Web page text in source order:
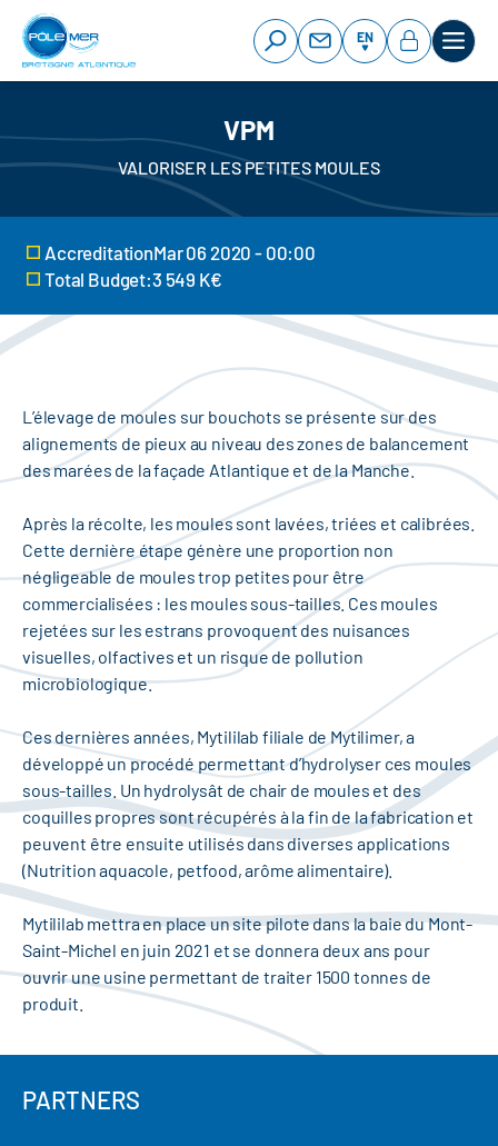
Cookies management panel
Skip
main
EN
VPM
VALORISER LES PETITES MOULES
AccreditationMar 06 2020 - 00:00
Total Budget:3 549 K€
L’élevage de moules sur bouchots se présente sur des
alignements de pieux au niveau des zones de balancement
des marées de la façade Atlantique et de la Manche.
Après la récolte, les moules sont lavées, triées et calibrées.
Cette dernière étape génère une proportion non
négligeable de moules trop petites pour être
commercialisées : les moules sous-tailles. Ces moules
rejetées sur les estrans provoquent des nuisances
visuelles, olfactives et un risque de pollution
microbiologique.
Ces dernières années, Mytililab filiale de Mytilimer, a
développé un procédé permettant d’hydrolyser ces moules
sous-tailles. Un hydrolysât de chair de moules et des
coquilles propres sont récupérés à la fin de la fabrication et
peuvent être ensuite utilisés dans diverses applications
(Nutrition aquacole, petfood, arôme alimentaire).
Mytililab mettra en place un site pilote dans la baie du Mont-
Saint-Michel en juin 2021 et se donnera deux ans pour
ouvrir une usine permettant de traiter 1500 tonnes de
produit.
PARTNERS